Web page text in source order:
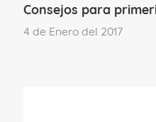
- No te exijas
y delega todo lo
- Evita situaciones
Consejos para
4 de Enero del 2017